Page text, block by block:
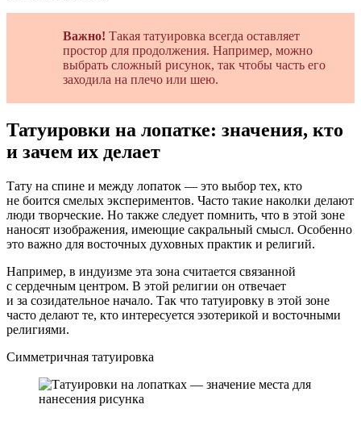
Важно! Такая татуировка всегда оставляет
простор для продолжения. Например, можно
выбрать сложный рисунок, так чтобы часть его
заходила на плечо или шею.
Татуировки на лопатке: значения, кто
и зачем их делает
Тату на спине и между лопаток — это выбор тех, кто
не боится смелых экспериментов. Часто такие наколки делают
люди творческие. Но также следует помнить, что в этой зоне
наносят изображения, имеющие сакральный смысл. Особенно
это важно для восточных духовных практик и религий.
Например, в индуизме эта зона считается связанной
с сердечным центром. В этой религии он отвечает
и за созидательное начало. Так что татуировку в этой зоне
часто делают те, кто интересуется эзотерикой и восточными
религиями.
Симметричная татуировка